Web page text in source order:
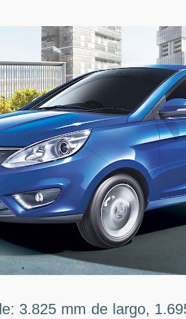
3.825 mm de largo,